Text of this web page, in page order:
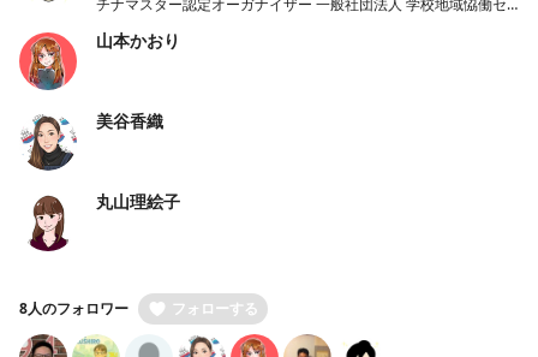
チナマスター認定オーガナイザー 一般社団法人 学校地域恊働セ
山本かおり
美谷香織
丸山理絵子
8人のフォロワー フォローする